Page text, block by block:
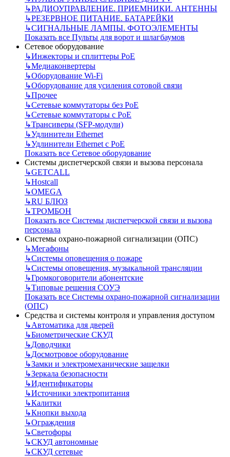
↳РАДИОУПРАВЛЕНИЕ. ПРИЕМНИКИ. АНТЕННЫ
↳РЕЗЕРВНОЕ ПИТАНИЕ. БАТАРЕЙКИ
↳СИГНАЛЬНЫЕ ЛАМПЫ. ФОТОЭЛЕМЕНТЫ
Показать все Пульты для ворот и шлагбаумов
Сетевое оборудование
↳Инжекторы и сплиттеры РоЕ
↳Медиаконвертеры
↳Оборудование Wi-Fi
↳Оборудование для усиления сотовой связи
↳Прочее
↳Сетевые коммутаторы без РоЕ
↳Сетевые коммутаторы с РоЕ
↳Трансиверы (SFP-модули)
↳Удлинители Ethernet
↳Удлинители Ethernet с PoE
Показать все Сетевое оборудование
Системы диспетчерской связи и вызова персонала
↳GETCALL
↳Hostcall
↳OMEGA
↳RU БЛЮЗ
↳ТРОМБОН
Показать все Системы диспетчерской связи и вызова
персонала
Системы охрано-пожарной сигнализации (ОПС)
↳Мегафоны
↳Системы оповещения о пожаре
↳Системы оповещения, музыкальной трансляции
↳Громкоговорители абонентские
↳Типовые решения СОУЭ
Показать все Системы охрано-пожарной сигнализации
(ОПС)
Средства и системы контроля и управления доступом
↳Автоматика для дверей
↳Биометрические СКУД
↳Доводчики
↳Досмотровое оборудование
↳Замки и электромеханические защелки
↳Зеркала безопасности
↳Идентификаторы
↳Источники электропитания
↳Калитки
↳Кнопки выхода
↳Ограждения
↳Светофоры
↳СКУД автономные
↳СКУД сетевые